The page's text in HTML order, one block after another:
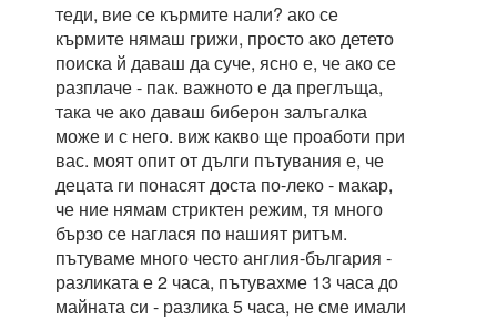
теди, вие се кърмите нали? ако се
кърмите нямаш грижи, просто ако детето
поиска й даваш да суче, ясно е, че ако се
разплаче - пак. важното е да преглъща,
така че ако даваш биберон залъгалка
може и с него. виж какво ще проаботи при
вас. моят опит от дълги пътувания е, че
децата ги понасят доста по-леко - макар,
че ние нямам стриктен режим, тя много
бързо се наглася по нашият ритъм.
пътуваме много често англия-българия -
разликата е 2 часа, пътувахме 13 часа до
майната си - разлика 5 часа, не сме имали